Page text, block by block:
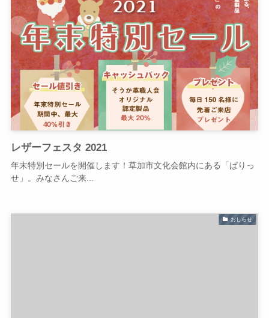
レザーフェスタ 2021
年末特別セールを開催します！草加市文化会館内にある「ぱりっ
せ」。みなさんご来...
おしらせ